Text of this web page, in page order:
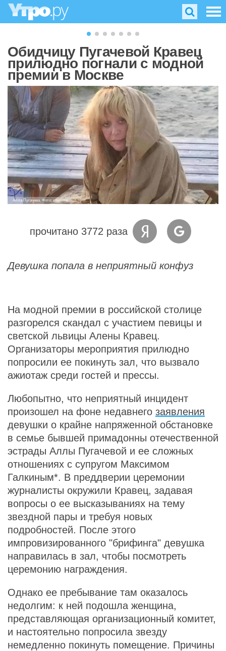
Обидчицу Пугачевой Кравец
прилюдно погнали с модной
премии в Москве
Алла Пугачева. Фото: соцсети
прочитано 3772 раза
Девушка попала в неприятный конфуз
На модной премии в российской столице
разгорелся скандал с участием певицы и
светской львицы Алены Кравец.
Организаторы мероприятия прилюдно
попросили ее покинуть зал, что вызвало
ажиотаж среди гостей и прессы.
Любопытно, что неприятный инцидент
произошел на фоне недавнего заявления
девушки о крайне напряженной обстановке
в семье бывшей примадонны отечественной
эстрады Аллы Пугачевой и ее сложных
отношениях с супругом Максимом
Галкиным*. В преддверии церемонии
журналисты окружили Кравец, задавая
вопросы о ее высказываниях на тему
звездной пары и требуя новых
подробностей. После этого
импровизированного "брифинга" девушка
направилась в зал, чтобы посмотреть
церемонию награждения.
Однако ее пребывание там оказалось
недолгим: к ней подошла женщина,
представляющая организационный комитет,
и настоятельно попросила звезду
немедленно покинуть помещение. Причины